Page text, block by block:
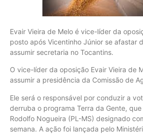
Evair Vieira de Melo é vice-líder da
posto após Vicentinho Júnior se afastar
assumir secretaria no Tocantins.
O vice-líder da oposição Evair Vieira de
assumir a presidência da Comissão de
Ele será o responsável por conduzir a
derruba o programa Terra da Gente,
Rodolfo Nogueira (PL-MS) designado
semana. A ação foi lançada pelo